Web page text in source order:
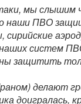
мы слышим
наши ПВО
сирийские
систем
защитить
делают
доигралась,